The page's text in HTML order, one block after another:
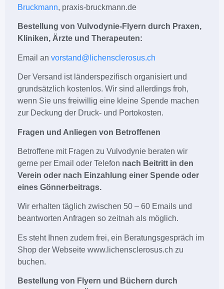
Bruckmann, praxis-bruckmann.de
Bestellung von Vulvodynie-Flyern durch Praxen,
Kliniken, Ärzte und Therapeuten:
Email an vorstand@lichensclerosus.ch
Der Versand ist länderspezifisch organisiert und
grundsätzlich kostenlos. Wir sind allerdings froh,
wenn Sie uns freiwillig eine kleine Spende machen
zur Deckung der Druck- und Portokosten.
Fragen und Anliegen von Betroffenen
Betroffene mit Fragen zu Vulvodynie beraten wir
gerne per Email oder Telefon nach Beitritt in den
Verein oder nach Einzahlung einer Spende oder
eines Gönnerbeitrags.
Wir erhalten täglich zwischen 50 – 60 Emails und
beantworten Anfragen so zeitnah als möglich.
Es steht Ihnen zudem frei, ein Beratungsgespräch im
Shop der Webseite www.lichensclerosus.ch zu
buchen.
Bestellung von Flyern und Büchern durch